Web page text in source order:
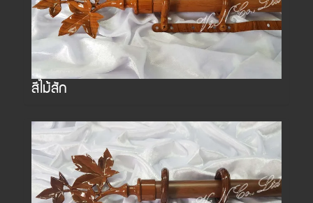
สีไม้สัก